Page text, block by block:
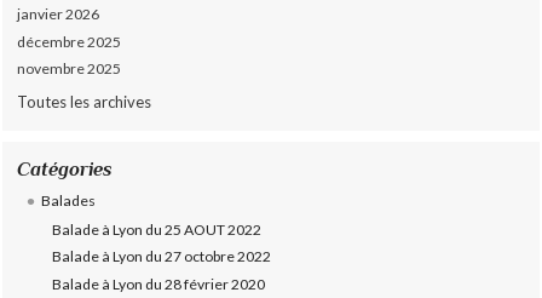
janvier 2026
décembre 2025
novembre 2025
Toutes les archives
Catégories
Balades
Balade à Lyon du 25 AOUT 2022
Balade à Lyon du 27 octobre 2022
Balade à Lyon du 28 février 2020